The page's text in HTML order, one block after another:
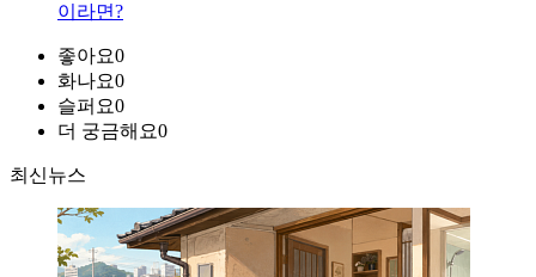
이라면?
좋아요0
화나요0
슬퍼요0
더 궁금해요0
최신뉴스